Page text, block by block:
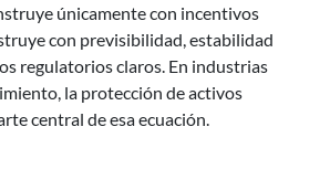
únicamente con incentivos
con previsibilidad, estabilidad
regulatorios claros. En industrias
la protección de activos
central de esa ecuación.